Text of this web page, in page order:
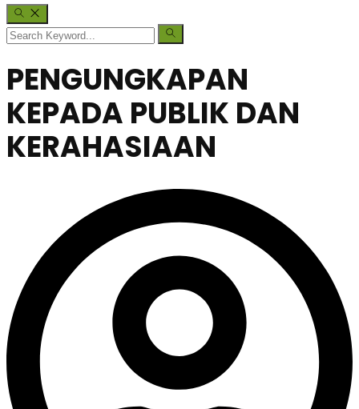
PENGUNGKAPAN
KEPADA PUBLIK DAN
KERAHASIAAN